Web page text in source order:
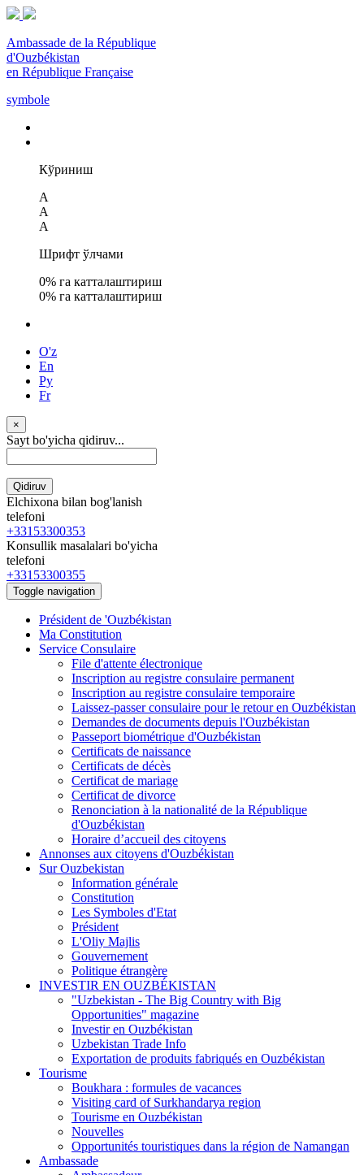
Ambassade de la République
d'Ouzbékistan
en République Française
symbole
Кўриниш
A
A
A
Шрифт ўлчами
0% га катталаштириш
0% га катталаштириш
O'z
En
Ру
Fr
×
Sayt bo'yicha qidiruv...
Qidiruv
Elchixona bilan bog'lanish
telefoni
+33153300353
Konsullik masalalari bo'yicha
telefoni
+33153300355
Toggle navigation
Président de 'Ouzbékistan
Ma Constitution
Service Consulaire
File d'attente électronique
Inscription au registre consulaire permanent
Inscription au registre consulaire temporaire
Laissez-passer consulaire pour le retour en Ouzbékistan
Demandes de documents depuis l'Ouzbékistan
Passeport biométrique d'Ouzbékistan
Certificats de naissance
Certificats de décès
Certificat de mariage
Certificat de divorce
Renonciation à la nationalité de la République
d'Ouzbékistan
Horaire d’accueil des citoyens
Annonses aux citoyens d'Ouzbékistan
Sur Ouzbekistan
Information générale
Constitution
Les Symboles d'Etat
Président
L'Oliy Majlis
Gouvernement
Politique étrangère
INVESTIR EN OUZBÉKISTAN
"Uzbekistan - The Big Country with Big
Opportunities" magazine
Investir en Ouzbékistan
Uzbekistan Trade Info
Exportation de produits fabriqués en Ouzbékistan
Tourisme
Boukhara : formules de vacances
Visiting card of Surkhandarya region
Tourisme en Ouzbékistan
Nouvelles
Opportunités touristiques dans la région de Namangan
Ambassade